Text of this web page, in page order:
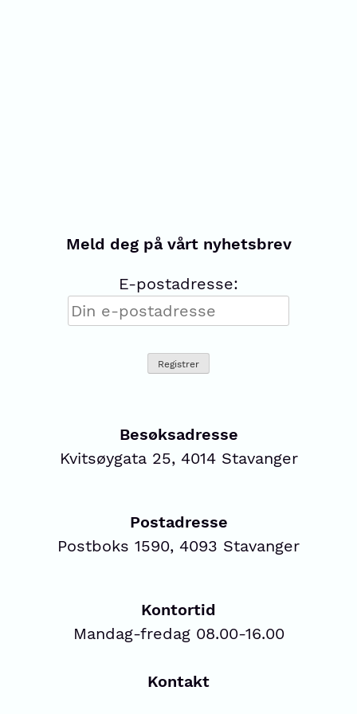
Meld deg på vårt nyhetsbrev
E-postadresse:
Besøksadresse
Kvitsøygata 25, 4014 Stavanger
Postadresse
Postboks 1590, 4093 Stavanger
Kontortid
Mandag-fredag 08.00-16.00
Kontakt